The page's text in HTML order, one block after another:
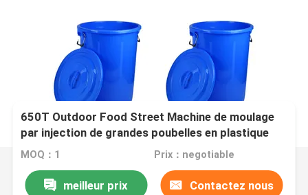
650T Outdoor Food Street Machine de moulage
par injection de grandes poubelles en plastique
MOQ：1 Prix：negotiable
meilleur prix Contactez nous